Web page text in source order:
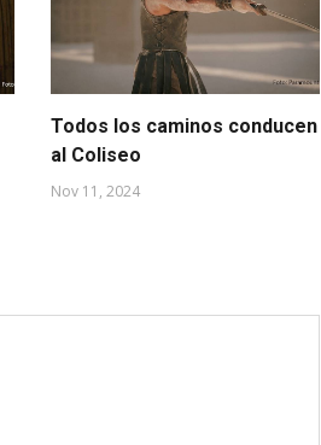
Todos los caminos conducen
al Coliseo
Nov 11, 2024